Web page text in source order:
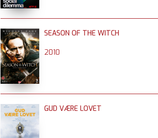
SEASON OF THE WITCH
2010
GUD VÆRE LOVET